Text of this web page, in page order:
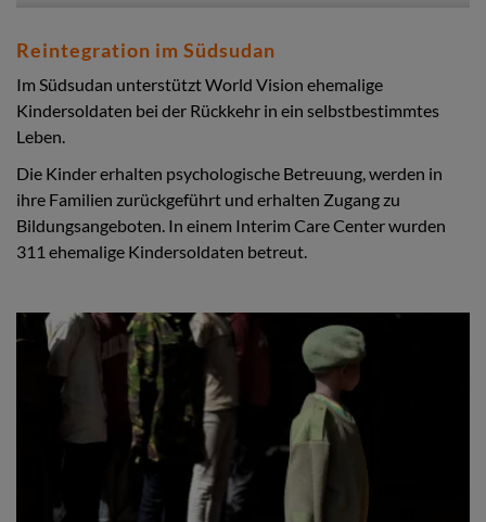
Reintegration im Südsudan
Im Südsudan unterstützt World Vision ehemalige
Kindersoldaten bei der Rückkehr in ein selbstbestimmtes
Leben.
Die Kinder erhalten psychologische Betreuung, werden in
ihre Familien zurückgeführt und erhalten Zugang zu
Bildungsangeboten. In einem Interim Care Center wurden
311 ehemalige Kindersoldaten betreut.